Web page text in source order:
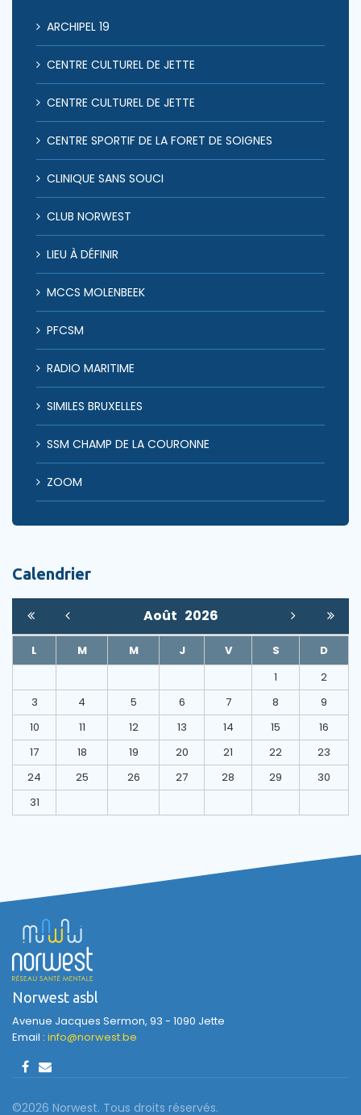
ARCHIPEL 19
CENTRE CULTUREL DE JETTE
CENTRE CULTUREL DE JETTE
CENTRE SPORTIF DE LA FORET DE SOIGNES
CLINIQUE SANS SOUCI
CLUB NORWEST
LIEU À DÉFINIR
MCCS MOLENBEEK
PFCSM
RADIO MARITIME
SIMILES BRUXELLES
SSM CHAMP DE LA COURONNE
ZOOM
Calendrier
Août 2026
L M M J V S
D
1
2
3
4 5 6 7 8
9
10
11 12 13 14 15
16
17
18 19 20 21 22
23
24
25 26 27 28 29
30
31
Norwest asbl
Avenue Jacques Sermon, 93 - 1090 Jette
Email : info@norwest.be
©2026 Norwest. Tous droits réservés.